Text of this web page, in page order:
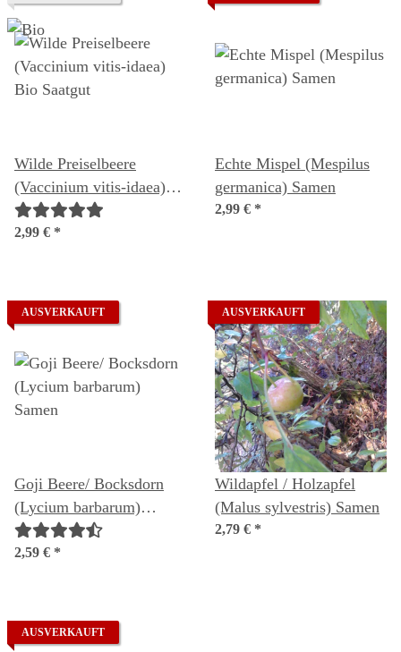
Wilde Preiselbeere
(Vaccinium vitis-idaea)
Bio Saatgut
2,99 € *
Echte Mispel (Mespilus
germanica) Samen
2,99 € *
AUSVERKAUFT
Goji Beere/ Bocksdorn
(Lycium barbarum)
Samen
2,59 € *
AUSVERKAUFT
Wildapfel / Holzapfel
(Malus sylvestris) Samen
2,79 € *
AUSVERKAUFT